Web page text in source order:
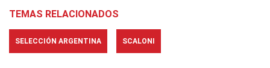
TEMAS RELACIONADOS
SELECCIÓN ARGENTINA SCALONI